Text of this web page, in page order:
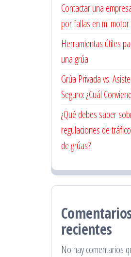
Contactar una
por fallas en mi motor
Herramientas útiles
una grúa
Grúa Privada vs.
Seguro: ¿Cuál
¿Qué debes saber
regulaciones de
de grúas?
recientes
No hay comentarios